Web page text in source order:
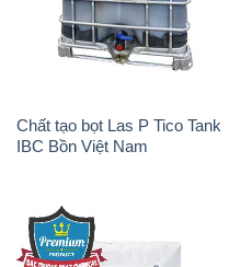
Chất tạo bọt Las P Tico Tank
IBC Bồn Việt Nam